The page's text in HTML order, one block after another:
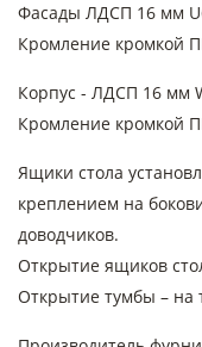
Фасады ЛДСП 16 мм
Кромление кромкой
Корпус - ЛДСП 16 мм
Кромление кромкой
Ящики стола
креплением на
доводчиков.
Открытие ящиков
Открытие тумбы – на